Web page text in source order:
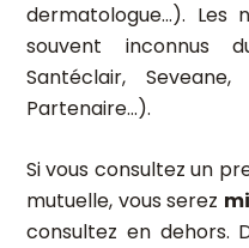
dermatologue...). Les
souvent inconnus
Santéclair,
Partenaire...).
Si vous consultez un
mutuelle, vous serez
consultez en dehors.